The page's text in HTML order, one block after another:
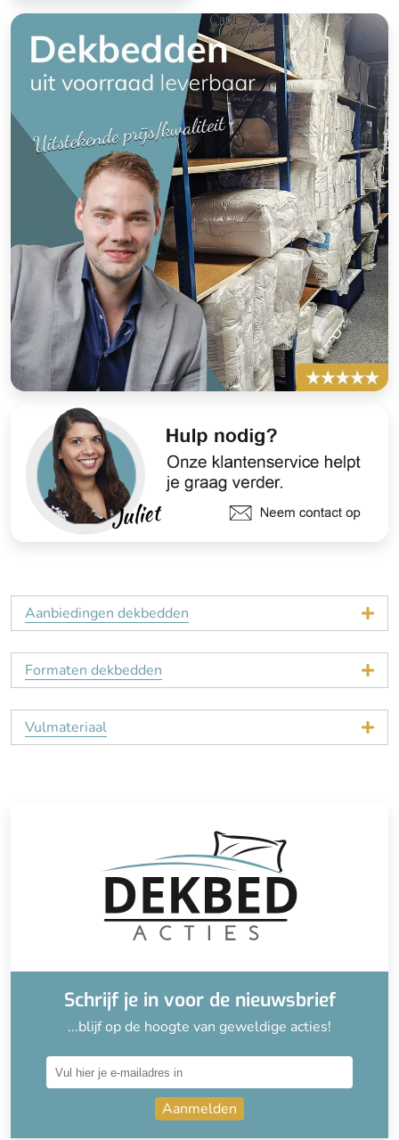
Aanbiedingen dekbedden
Formaten dekbedden
Vulmateriaal
Schrijf je in voor de nieuwsbrief
...blijf op de hoogte van geweldige acties!
Aanmelden